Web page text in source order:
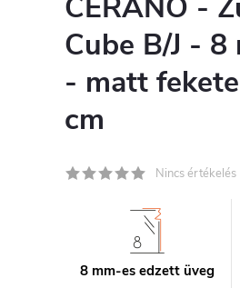
Cube B/J -
- matt
cm
Nincs értékelés
8 mm-es edzett üveg